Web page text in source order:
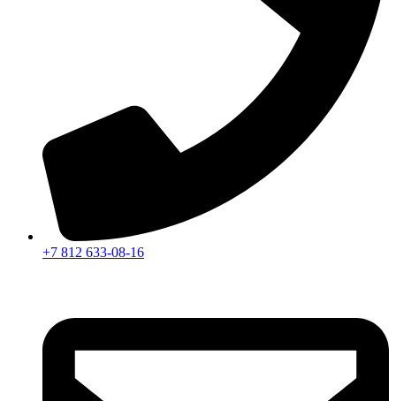
+7 812 633-08-16